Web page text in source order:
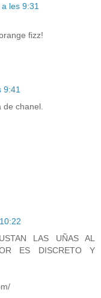
les 9:31
fizz!
9:41
chanel.
LAS UÑAS AL
ES DISCRETO Y